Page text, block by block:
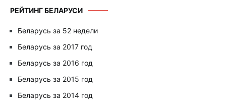
РЕЙТИНГ БЕЛАРУСИ
Беларусь за 52 недели
Беларусь за 2017 год
Беларусь за 2016 год
Беларусь за 2015 год
Беларусь за 2014 год